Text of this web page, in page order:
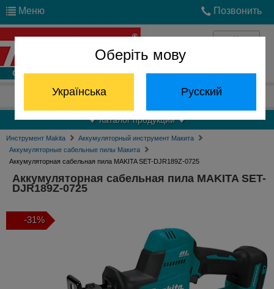
Оберіть мову
Українська Русский
Меню Позвонить
Войти
Отдел запчастей: (068) 824-24-24
Каталог продукции
Инструмент Makita
Аккумуляторный инструмент Макита
Аккумуляторные сабельные пилы Макита
Аккумуляторная сабельная пила MAKITA SET-DJR189Z-0725
Аккумуляторная сабельная пила MAKITA SET-
DJR189Z-0725
-31%